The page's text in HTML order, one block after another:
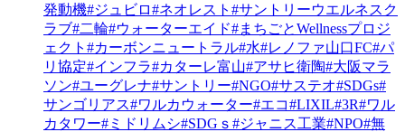
発動機#ジュビロ#ネオレスト #サントリーウエルネスク
ラブ#二輪#ウォーターエイド#まちごとWellnessプロジ
ェクト #カーボンニュートラル#水#レノファ山口FC#パ
リ協定#インフラ#カターレ富山#アサヒ衛陶#大阪マラ
ソン#ユーグレナ#サントリー#NGO#サステオ#SDGs#
サンゴリアス#ワルカウォーター#エコ#LIXIL#3R#ワル
カタワー#ミドリムシ#SDGｓ #ジャニス工業#NPO#無